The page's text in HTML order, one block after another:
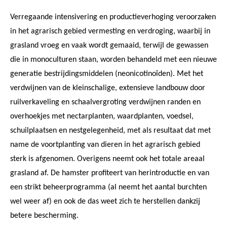
Verregaande intensivering en productieverhoging veroorzaken
in het agrarisch gebied vermesting en verdroging, waarbij in
grasland vroeg en vaak wordt gemaaid, terwijl de gewassen
die in monoculturen staan, worden behandeld met een nieuwe
generatie bestrijdingsmiddelen (neonicotinoïden). Met het
verdwijnen van de kleinschalige, extensieve landbouw door
ruilverkaveling en schaalvergroting verdwijnen randen en
overhoekjes met nectarplanten, waardplanten, voedsel,
schuilplaatsen en nestgelegenheid, met als resultaat dat met
name de voortplanting van dieren in het agrarisch gebied
sterk is afgenomen. Overigens neemt ook het totale areaal
grasland af. De hamster profiteert van herintroductie en van
een strikt beheerprogramma (al neemt het aantal burchten
wel weer af) en ook de das weet zich te herstellen dankzij
betere bescherming.